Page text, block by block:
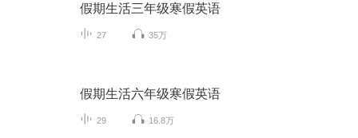
假期生活三年级寒假英语
27 35万
假期生活六年级寒假英语
29 16.8万